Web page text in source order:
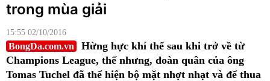
trong mùa giải
15:55 02/10/2016
BongDa.com.vn
Hừng hực khí thế sau khi trở về từ
Champions League, thế nhưng, đoàn quân của ông
Tomas Tuchel đã thể hiện bộ mặt nhợt nhạt và để thua